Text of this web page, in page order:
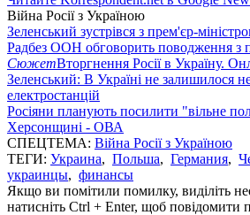
Війна Росії з Україною
Зеленський зустрівся з прем'єр-
Радбез ООН обговорить поводження
СюжетВторгнення Росії в Україну.
Зеленський: В Україні не залишилося
електростанцій
Росіяни планують посилити "вільне
Херсонщині - ОВА
СПЕЦТЕМА: Війна Росії з Україною
ТЕГИ: Украина, Польша, Германия,
украинцы, финансы
Якщо ви помітили помилку, виділіть
натисніть Ctrl + Enter, щоб повідомити